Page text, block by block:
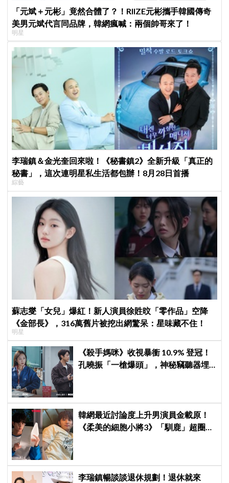
「元斌＋元彬」竟然合體了？！RIIZE元彬攜手韓國傳奇
美男元斌代言同品牌，韓網瘋喊：兩個帥哥來了！
明星
李瑞鎮＆金光奎回來啦！《秘書鎮2》全新升級「真正的
秘書」，這次連明星私生活都包辦！8月28日首播
綜藝
蘇志燮「女兒」爆紅！新人演員徐貹旼「零作品」空降
《金部長》，316萬舊片被挖出網驚呆：星味藏不住！
明星
《殺手媽咪》收視暴衝 10.9% 登冠！
孔曉振「一槍爆頭」，神秘竊聽器埋
韓網最近討論度上升男演員金載原！
《柔美的細胞小將3》「馴鹿」超圈
李瑞鎮暢談談退休規劃！退休就來